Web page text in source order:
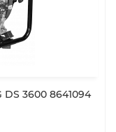
3600 8641094